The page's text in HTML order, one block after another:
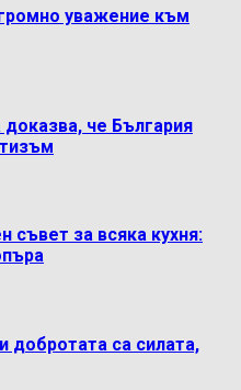
уважение към
че България
съвет за всяка кухня:
добротата са силата,